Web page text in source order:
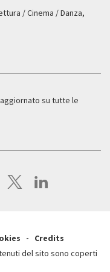
/ Cinema / Danza,
su tutte le
Credits
del sito sono coperti